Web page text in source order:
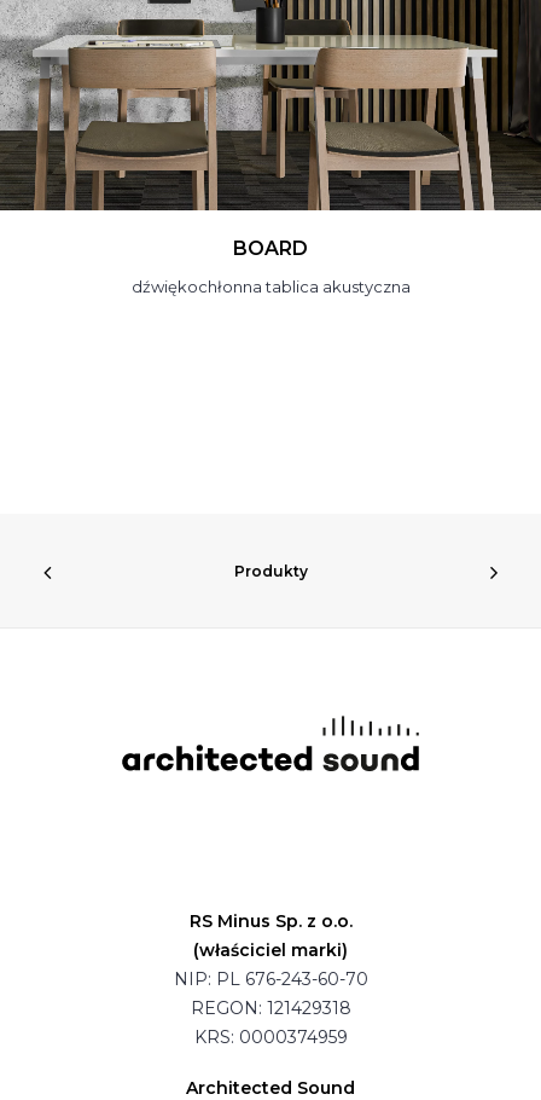
OPTIDI
ustrój rozpraszający dźwięk
Produkty
RS Minus Sp. z o.o.
(właściciel marki)
NIP: PL 676-243-60-70
REGON: 121429318
KRS: 0000374959
Architected Sound